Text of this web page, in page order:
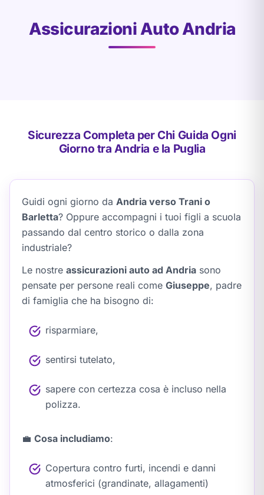
Assicurazioni Auto Andria
Sicurezza Completa per Chi Guida Ogni
Giorno tra Andria e la Puglia
Guidi ogni giorno da Andria verso Trani o
Barletta? Oppure accompagni i tuoi figli a scuola
passando dal centro storico o dalla zona
industriale?
Le nostre assicurazioni auto ad Andria sono
pensate per persone reali come Giuseppe, padre
di famiglia che ha bisogno di:
risparmiare,
sentirsi tutelato,
sapere con certezza cosa è incluso nella
polizza.
💼 Cosa includiamo:
Copertura contro furti, incendi e danni
atmosferici (grandinate, allagamenti)